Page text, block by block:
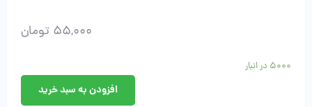
55,000 تومان
5000 در انبار
افزودن به سبد خرید